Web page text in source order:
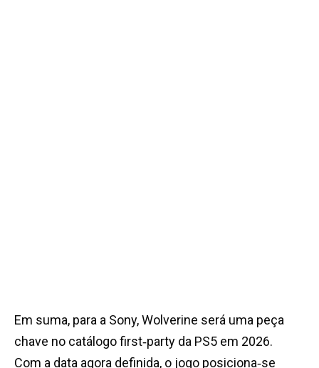
Em suma, para a Sony, Wolverine será uma peça
chave no catálogo first‑party da PS5 em 2026.
Com a data agora definida, o jogo posiciona‑se